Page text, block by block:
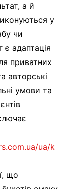
а й
у
чи
є адаптація
приватних
авторські
умови та
ua/k
що